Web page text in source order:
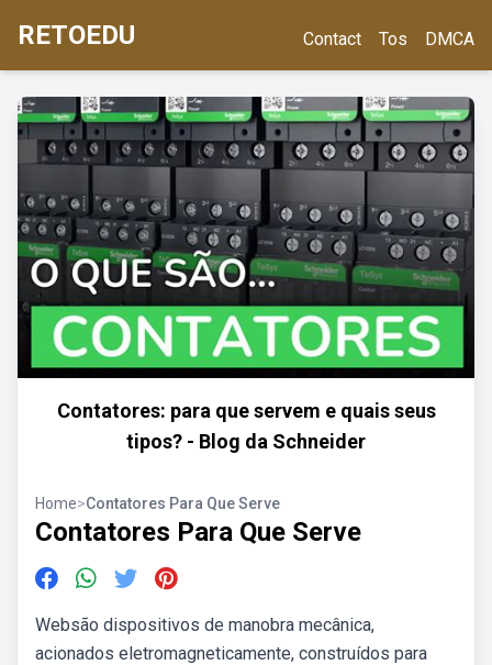
RETOEDU Contact Tos DMCA
Contatores: para que servem e quais seus
tipos? - Blog da Schneider
Home>Contatores Para Que Serve
Contatores Para Que Serve
Websão dispositivos de manobra mecânica,
acionados eletromagneticamente, construídos para